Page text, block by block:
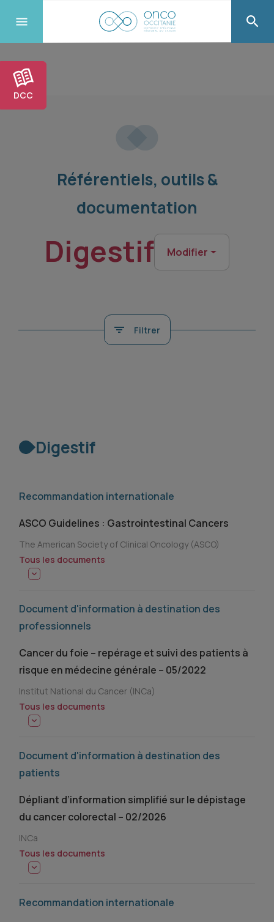
DCC
Référentiels, outils &
documentation
Digestif Modifier
Filtrer
Digestif
Recommandation internationale
ASCO Guidelines : Gastrointestinal Cancers
The American Society of Clinical Oncology (ASCO)
Tous les documents
Document d'information à destination des
professionnels
Cancer du foie – repérage et suivi des patients à
risque en médecine générale – 05/2022
Institut National du Cancer (INCa)
Tous les documents
Document d'information à destination des
patients
Dépliant d’information simplifié sur le dépistage
du cancer colorectal – 02/2026
INCa
Tous les documents
Recommandation internationale